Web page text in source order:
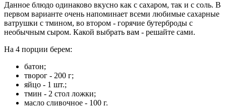
Данное блюдо одинаково вкусно как с сахаром, так и с соль. В
первом варианте очень напоминает всеми любимые сахарные
ватрушки с тмином, во втором - горячие бутерброды с
необычным сыром. Какой выбрать вам - решайте сами.
На 4 порции берем:
батон;
творог - 200 г;
яйцо - 1 шт.;
тмин - 2 стол ложки;
масло сливочное - 100 г.